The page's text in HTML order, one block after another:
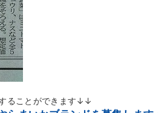
ることができます↓↓